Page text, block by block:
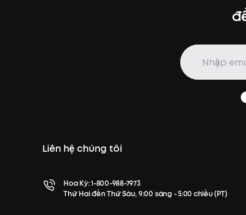
Liên hệ chúng tôi
Hoa Kỳ:1-800-988-7973
Thứ Hai đến Thứ Sáu, 9:00 sáng - 5:00 chiều (PT)